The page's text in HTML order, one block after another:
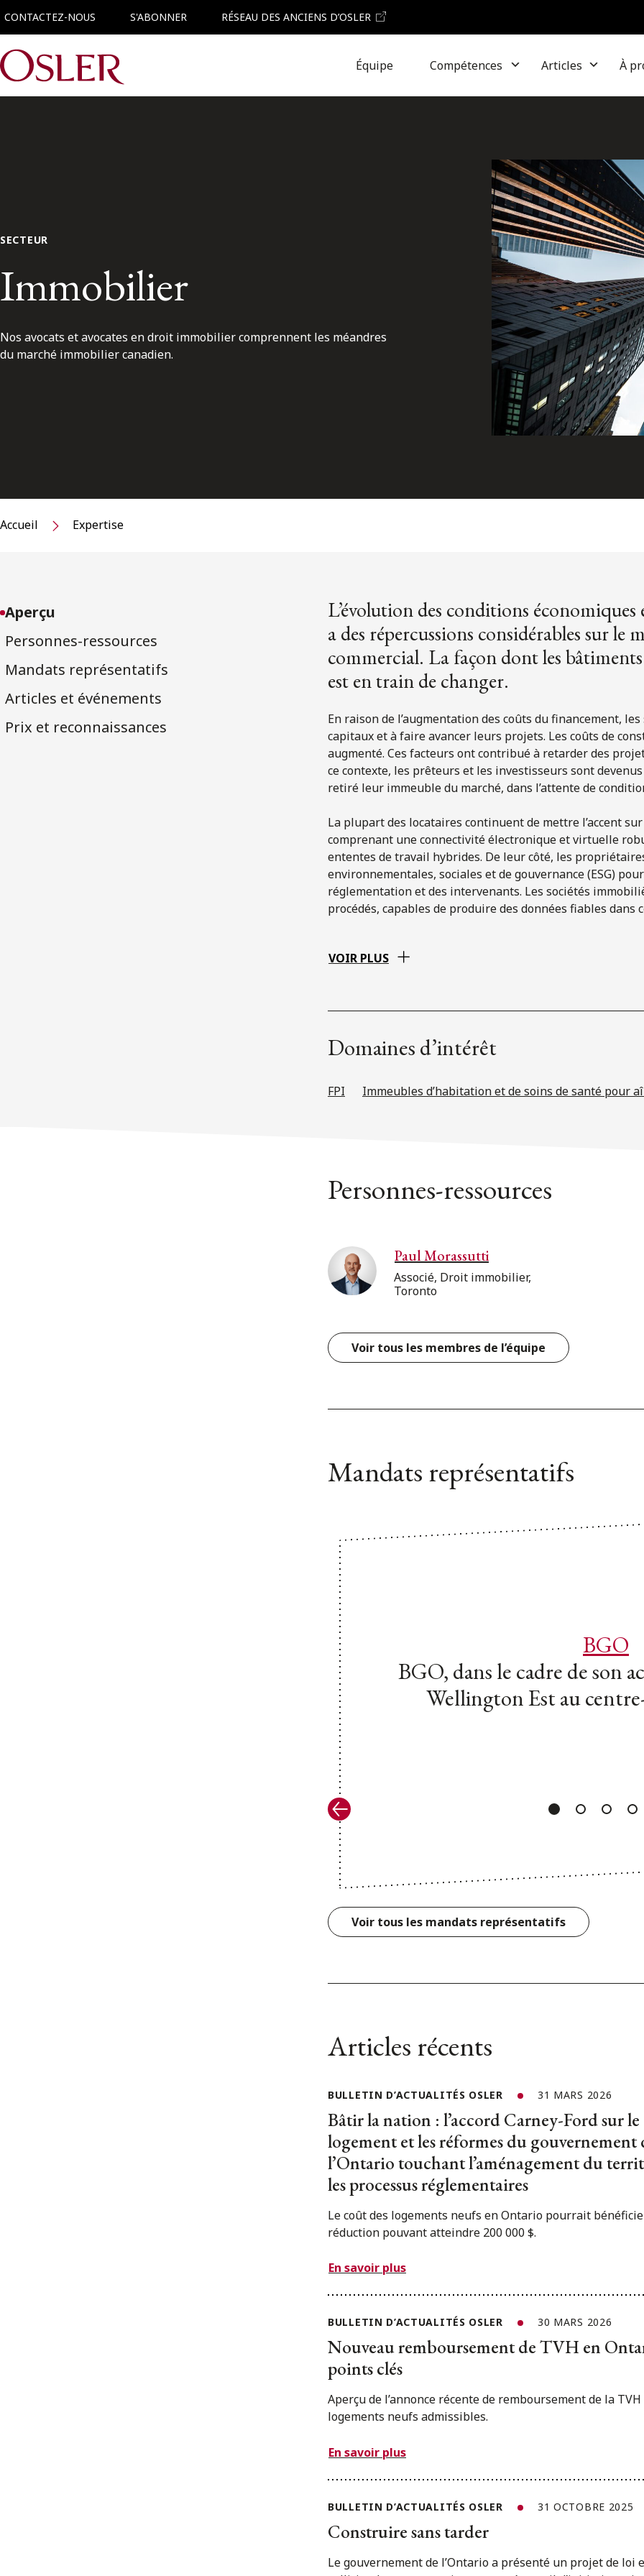
CONTACTEZ-NOUS S'ABONNER RÉSEAU DES ANCIENS D’OSLER
Main Navigation Équipe Compétences Articles À
SECTEUR
Immobilier
Nos avocats et avocates en droit immobilier comprennent les méandres
du marché immobilier canadien.
Accueil Expertise
Aperçu
Personnes-ressources
Mandats représentatifs
Articles et événements
Prix et reconnaissances
L’évolution des conditions économiques
a des répercussions considérables sur le
commercial. La façon dont les
est en train de changer.
En raison de l’augmentation des coûts du financement,
capitaux et à faire avancer leurs projets. Les coûts de
augmenté. Ces facteurs ont contribué à retarder des
ce contexte, les prêteurs et les investisseurs sont
retiré leur immeuble du marché, dans l’attente de
La plupart des locataires continuent de mettre l’accent
comprenant une connectivité électronique et virtuelle
ententes de travail hybrides. De leur côté, les
environnementales, sociales et de gouvernance (ESG)
réglementation et des intervenants. Les sociétés
procédés, capables de produire des données fiables dans
VOIR PLUS
Domaines d’intérêt
FPI Immeubles d’habitation et de soins de santé pour
Personnes-ressources
Paul Morassutti
Associé, Droit immobilier,
Toronto
Voir tous les membres de l’équipe
Mandats représentatifs
BGO
BGO, dans le cadre de son
Wellington Est au
Précédent
Voir tous les mandats représentatifs
Articles récents
BULLETIN D’ACTUALITÉS OSLER 31 MARS 2026
Bâtir la nation : l’accord Carney-Ford sur le
logement et les réformes du gouvernement
l’Ontario touchant l’aménagement du
les processus réglementaires
Le coût des logements neufs en Ontario pourrait
réduction pouvant atteindre 200 000 $.
En savoir plus
BULLETIN D’ACTUALITÉS OSLER 30 MARS 2026
Nouveau remboursement de TVH en
points clés
Aperçu de l’annonce récente de remboursement de la
logements neufs admissibles.
En savoir plus
BULLETIN D’ACTUALITÉS OSLER 31 OCTOBRE 2025
Construire sans tarder
Le gouvernement de l’Ontario a présenté un projet de loi